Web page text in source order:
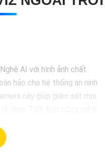
AI với hình ảnh chất
hảo cho hệ thống an ninh
này giúp giám sát mọi
bảo vệ.
Nghệ AI để